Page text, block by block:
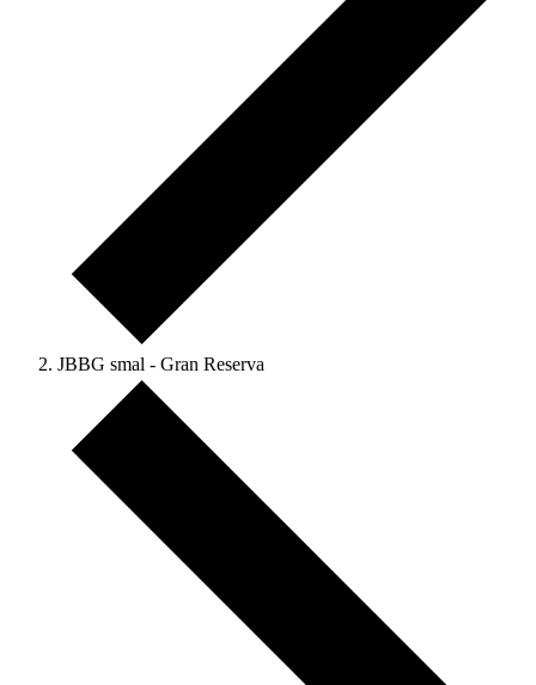
JBBG smal - Gran Reserva